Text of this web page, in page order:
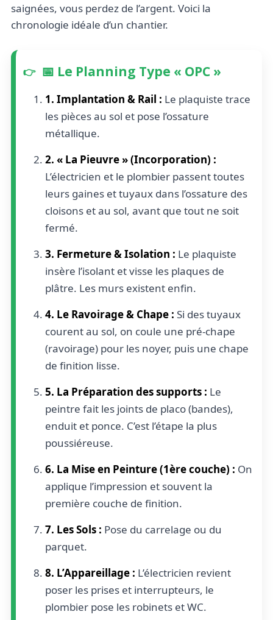
saignées, vous perdez de l’argent. Voici la
chronologie idéale d’un chantier.
📅 Le Planning Type « OPC »
1. Implantation & Rail : Le plaquiste trace
les pièces au sol et pose l’ossature
métallique.
2. « La Pieuvre » (Incorporation) :
L’électricien et le plombier passent toutes
leurs gaines et tuyaux dans l’ossature des
cloisons et au sol, avant que tout ne soit
fermé.
3. Fermeture & Isolation : Le plaquiste
insère l’isolant et visse les plaques de
plâtre. Les murs existent enfin.
4. Le Ravoirage & Chape : Si des tuyaux
courent au sol, on coule une pré-chape
(ravoirage) pour les noyer, puis une chape
de finition lisse.
5. La Préparation des supports : Le
peintre fait les joints de placo (bandes),
enduit et ponce. C’est l’étape la plus
poussiéreuse.
6. La Mise en Peinture (1ère couche) : On
applique l’impression et souvent la
première couche de finition.
7. Les Sols : Pose du carrelage ou du
parquet.
8. L’Appareillage : L’électricien revient
poser les prises et interrupteurs, le
plombier pose les robinets et WC.